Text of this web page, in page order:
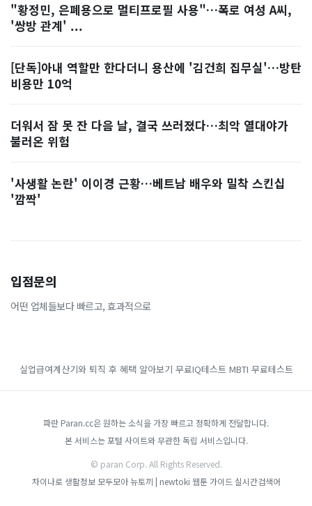
"황정민, 은폐용으로 멀티프로필 사용"…폭로 여성 A씨,
'쌍방 관계' ...
[단독]아내 역할만 한다더니 용산에 '김건희 집무실'…방탄
비용만 10억
더워서 잠 못 잔 다음 날, 결국 쓰러졌다…최악 열대야가
불러온 위험
'사생활 논란' 이이경 근황…베트남 배우와 밀착 스킨십
'깜짝'
입점문의
어떤 업체들보다 빠르고, 효과적으로
실업급여계산기와 퇴직 후 혜택 알아보기 무료IQ테스트 MBTI 무료테스트
파란 Paran.cc은 원하는 소식을 가장 빠르고 정확하게 전달합니다.
본 서비스는 포털 사이트와 무관한 독립 서비스입니다.
© paran Corp. All Rights Reserved.
차이나로 생활정보 모두모아 뉴토끼 | newtoki 웹툰 가이드 실시간검색어